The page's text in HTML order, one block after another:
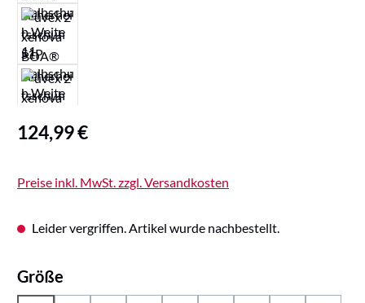
Regulärer Preis:
124,99 €
Preise inkl. MwSt. zzgl. Versandkosten
Leider vergriffen. Artikel wurde nachbestellt.
Größe